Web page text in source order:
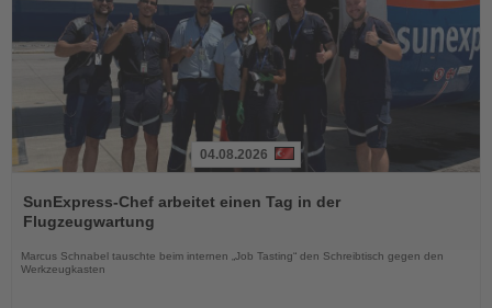
Sie
die
Nachrichten
04.08.2026
SunExpress-Chef arbeitet einen Tag in der
Flugzeugwartung
Marcus Schnabel tauschte beim internen „Job Tasting“ den Schreibtisch gegen den
Werkzeugkasten